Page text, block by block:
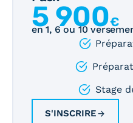
5 900€
en 1, 6 ou 10
Stage
S'INSCRIRE